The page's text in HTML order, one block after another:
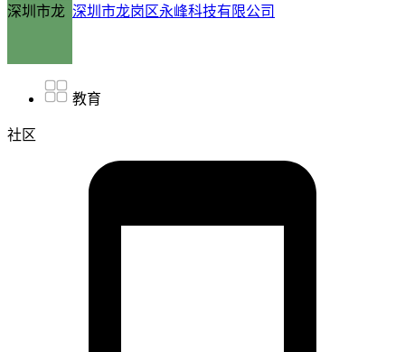
深圳市龙 深圳市龙岗区永峰科技有限公司
教育
社区